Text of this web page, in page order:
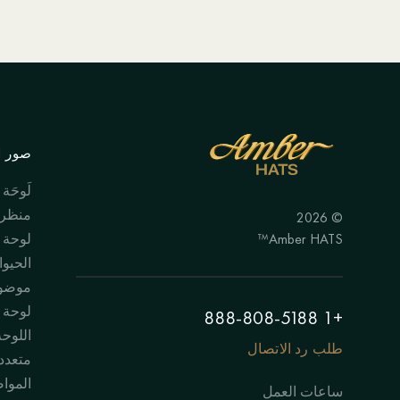
© 2026
Amber HATS™
+1 888-808-5188
طلب رد الاتصال
ساعات العمل
صور
لَوحَة
لوحة
لوحة